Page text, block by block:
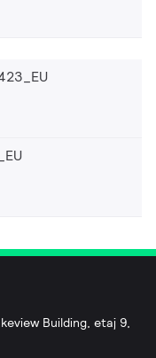
Building, etaj 9,